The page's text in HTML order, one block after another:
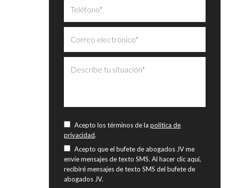
Acepto los términos de la política de
privacidad.
Acepto que el bufete de abogados JV me
envíe mensajes de texto SMS. Al hacer clic aquí,
recibiré mensajes de texto SMS del bufete de
abogados JV.